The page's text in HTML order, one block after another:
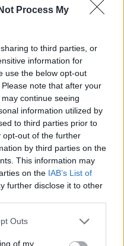
Process My
to third parties, or
information for
use the below opt-out
note that after your
continue seeing
information utilized by
to third parties prior to
opt-out of the further
by third parties on the
This information may
on the IAB’s List of
further disclose it to other
one or more Google
You may click to
Outs
of my
26
de esta nueva fecha del